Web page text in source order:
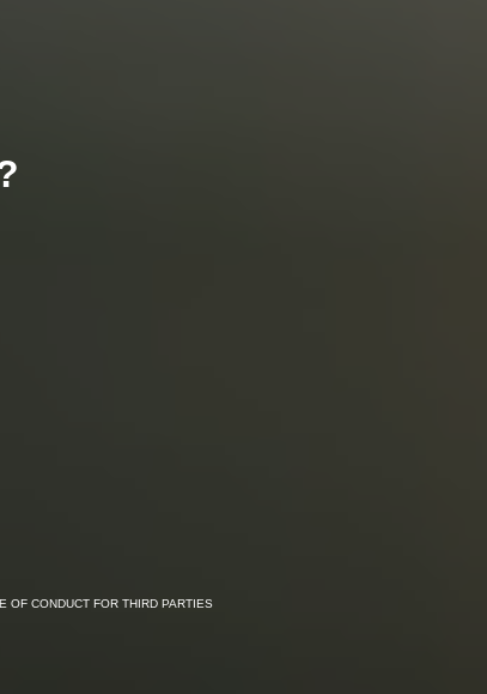
OF CONDUCT FOR THIRD PARTIES